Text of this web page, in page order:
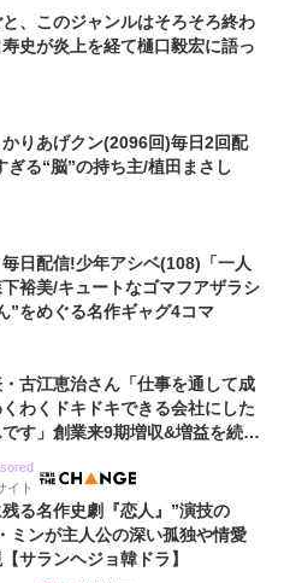
と、このジャンルはそろそろ終わ
史が炎上を経て樋口毅宏に語っ
かりあげクン(2096回)毎日2回配
ぎる“脳”の持ち主/植田まさし
毎日配信!少年アシベ(108)「一人
裕美/キュートなゴマフアザラシ
”をめぐる名作ギャグ4コマ
古江恵治さん「仕事を通して成
わくドキドキできる会社にした
す」創業来9期増収&増益を続け
イト
る名作史劇『恋人』”演技の
ミンが主人公の深い孤独や情愛
サランヘジョ韓ドラ】